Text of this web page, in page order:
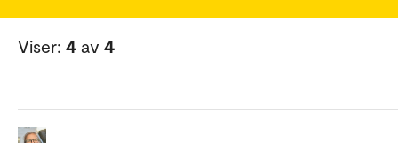
Viser: 4 av 4